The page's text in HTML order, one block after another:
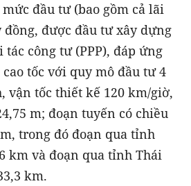
đầu tư (bao gồm cả lãi
đồng, được đầu tư xây dựng
công tư (PPP), đáp ứng
tốc với quy mô đầu tư 4
vận tốc thiết kế 120 km/giờ,
m; đoạn tuyến có chiều
trong đó đoạn qua tỉnh
km và đoạn qua tỉnh Thái
km.